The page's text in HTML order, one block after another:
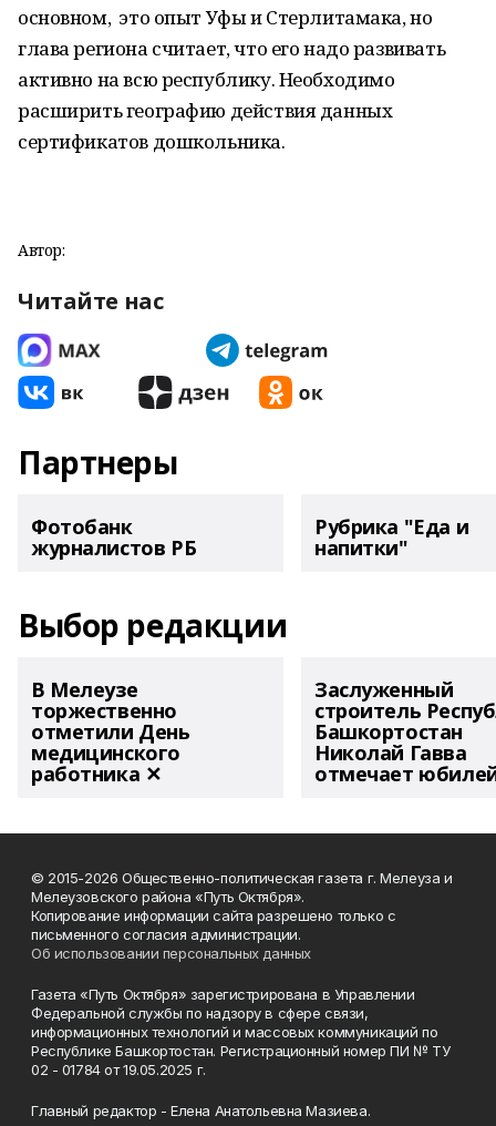
основном, это опыт Уфы и Стерлитамака, но
глава региона считает, что его надо развивать
активно на всю республику. Необходимо
расширить географию действия данных
сертификатов дошкольника.
Автор:
Читайте нас
Партнеры
Фотобанк
журналистов РБ
Рубрика "Еда и
напитки"
Выбор редакции
В Мелеузе
торжественно
отметили День
медицинского
работника ✕
Заслуженный
строитель
Башкортостан
Николай Гавва
отмечает
© 2015-2026 Общественно-политическая газета г. Мелеуза и
Мелеузовского района «Путь Октября».
Копирование информации сайта разрешено только с
письменного согласия администрации.
Об использовании персональных данных
Газета «Путь Октября» зарегистрирована в Управлении
Федеральной службы по надзору в сфере связи,
информационных технологий и массовых коммуникаций по
Республике Башкортостан. Регистрационный номер ПИ № ТУ
02 - 01784 от 19.05.2025 г.
Главный редактор - Елена Анатольевна Мазиева.